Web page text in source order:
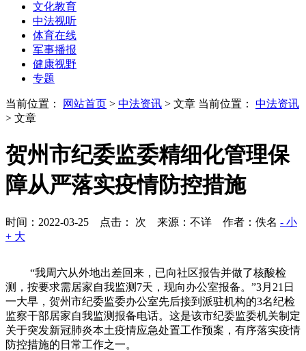
文化教育
中法视听
体育在线
军事播报
健康视野
专题
当前位置： 网站首页 > 中法资讯 > 文章 当前位置： 中法资讯
> 文章
贺州市纪委监委精细化管理保
障从严落实疫情防控措施
时间：2022-03-25 点击： 次 来源：不详 作者：佚名 - 小
+ 大
“我周六从外地出差回来，已向社区报告并做了核酸检
测，按要求需居家自我监测7天，现向办公室报备。”3月21日
一大早，贺州市纪委监委办公室先后接到派驻机构的3名纪检
监察干部居家自我监测报备电话。这是该市纪委监委机关制定
关于突发新冠肺炎本土疫情应急处置工作预案，有序落实疫情
防控措施的日常工作之一。